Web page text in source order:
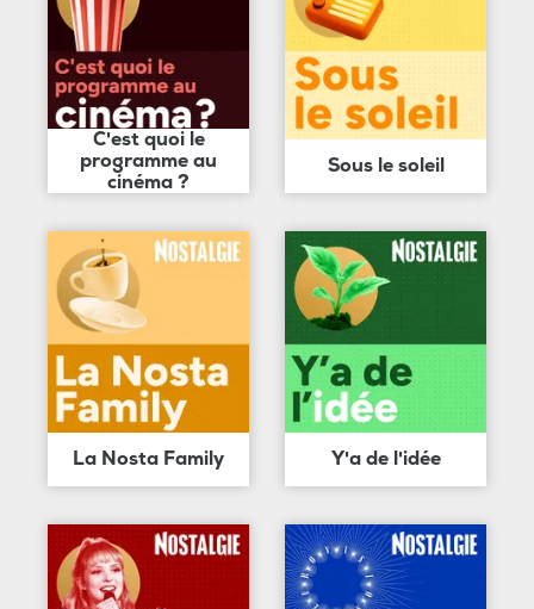
C'est quoi le
programme au
cinéma ?
Sous le soleil
La Nosta Family Y'a de l'idée